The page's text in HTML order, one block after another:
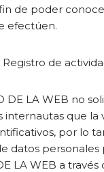
de poder
efectúen.
de
DE LA WEB no
internautas que la
por lo
datos personales
LA WEB a